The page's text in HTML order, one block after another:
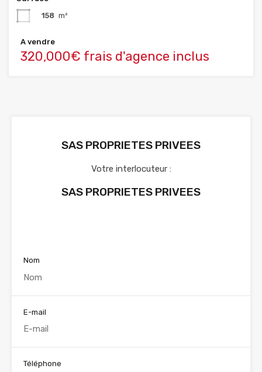
158 m²
A vendre
320,000€ frais d'agence inclus
SAS PROPRIETES PRIVEES
Votre interlocuteur :
SAS PROPRIETES PRIVEES
Nom
E-mail
Téléphone